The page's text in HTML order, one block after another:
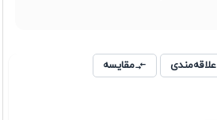
علاقه‌مندی مقایسه